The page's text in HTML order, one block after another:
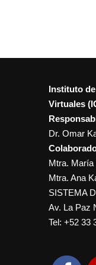
Instituto
Virtuales
Dr. Omar
Mtra.
Mtra. Ana
SISTEMA
Av. La Paz